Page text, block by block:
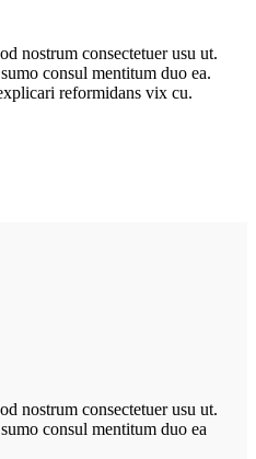
nostrum consectetuer usu ut.
consul mentitum duo ea.
reformidans vix cu.
nostrum consectetuer usu ut.
consul mentitum duo ea